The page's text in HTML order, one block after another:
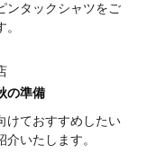
ンタックシャツをご
の準備
けておすすめしたい
いたします。